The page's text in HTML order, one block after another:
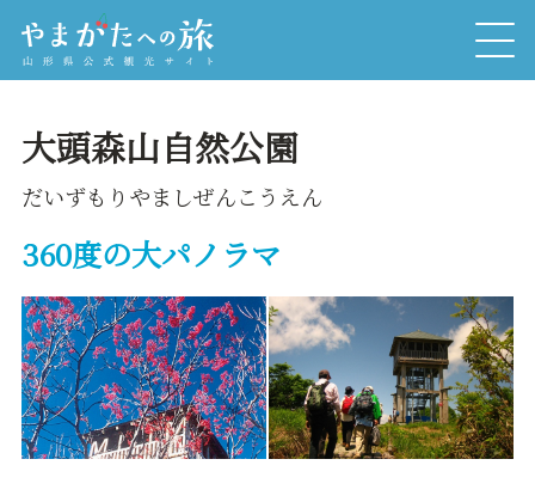
大頭森山自然公園
だいずもりやましぜんこうえん
360度の大パノラマ